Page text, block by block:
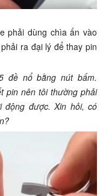
phải dùng chìa ấn vào
ra đại lý để thay pin
đề nổ bằng nút bấm.
pin nên tôi thường phải
động được. Xin hỏi, có